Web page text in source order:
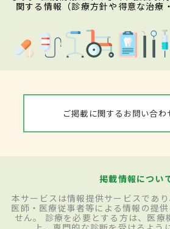
関する情報（診療方針や得意な治療
ご掲載に関するお問い合わ
掲載情報につい
本サービスは情報提供サービスであ
医師・医療従事者等による情報の提
せん。 診療を必要とする方は、医療